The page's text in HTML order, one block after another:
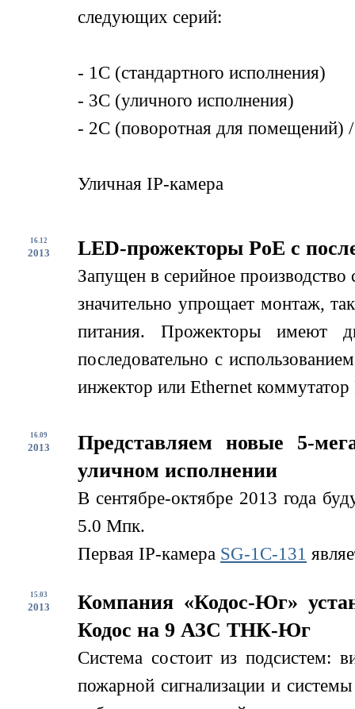
следующих серий:
- 1С (стандартного исполнения)
- 3С (уличного исполнения)
- 2С (поворотная для помещений) /
Уличная IP-камера
16.12
2013 LED-прожекторы PoE с
Запущен в серийное
значительно упрощает монтаж,
питания. Прожекторы имеют
последовательно с
инжектор или Ethernet
16.09
2013
Представляем новые 5-
уличном исполнении
В сентябре-октябре 2013 года
5.0 Мпк.
Первая IP-камера SG-1С-131
15.03
2013
Компания «Кодос-Юг»
Кодос на 9 АЗС ТНК-Юг
Система состоит из подсистем:
пожарной сигнализации и